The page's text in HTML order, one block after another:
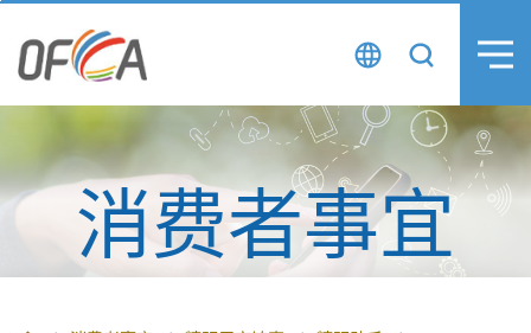
主
消费者事宜